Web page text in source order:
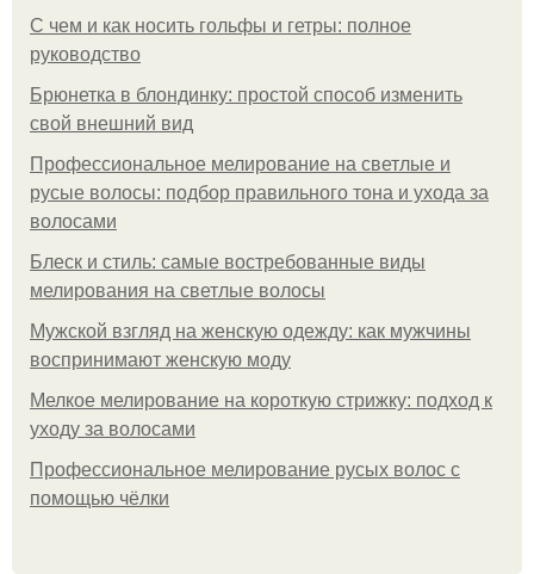
С чем и как носить гольфы и гетры: полное
руководство
Брюнетка в блондинку: простой способ изменить
свой внешний вид
Профессиональное мелирование на светлые и
русые волосы: подбор правильного тона и ухода за
волосами
Блеск и стиль: самые востребованные виды
мелирования на светлые волосы
Мужской взгляд на женскую одежду: как мужчины
воспринимают женскую моду
Мелкое мелирование на короткую стрижку: подход к
уходу за волосами
Профессиональное мелирование русых волос с
помощью чёлки